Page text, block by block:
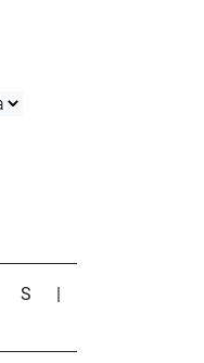
|S